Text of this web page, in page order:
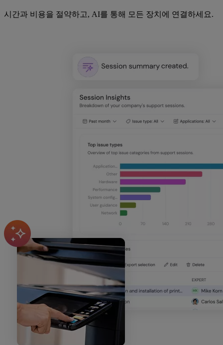
시간과 비용을 절약하고, AI를 통해 모든 장치에 연결하세요.